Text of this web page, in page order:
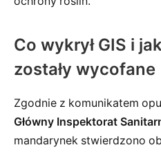
Co wykrył GIS i
zostały wycofane
Zgodnie z komunikatem
Główny Inspektorat
mandarynek stwierdzono